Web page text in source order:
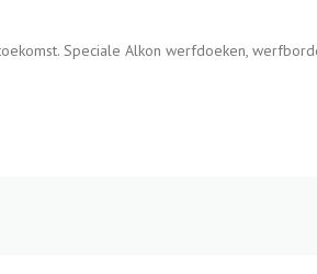
Speciale Alkon werfdoeken,